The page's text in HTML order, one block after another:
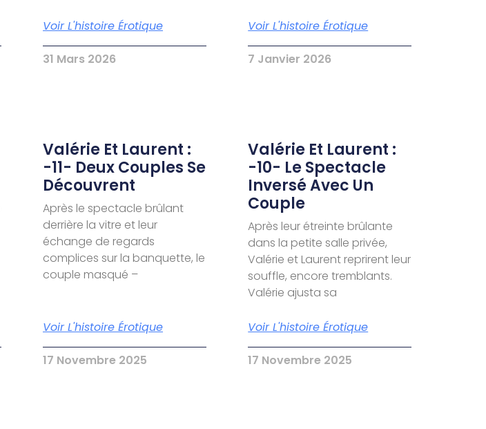
Voir L'histoire Érotique
31 Mars 2026
Voir L'histoire Érotique
7 Janvier 2026
Valérie Et Laurent :
-11- Deux Couples Se
Découvrent
Après le spectacle brûlant
derrière la vitre et leur
échange de regards
complices sur la banquette, le
couple masqué –
Voir L'histoire Érotique
17 Novembre 2025
Valérie Et Laurent :
-10- Le Spectacle
Inversé Avec Un
Couple
Après leur étreinte brûlante
dans la petite salle privée,
Valérie et Laurent reprirent leur
souffle, encore tremblants.
Valérie ajusta sa
Voir L'histoire Érotique
17 Novembre 2025